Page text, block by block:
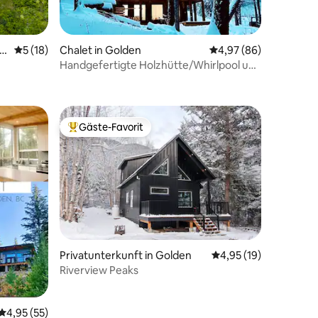
Bewertungen
Durchschnittliche Bewertung: 5 von 5, 18 Bewertungen
5 (18)
Chalet in Golden Durchschnittliche
4,97 (86)
Handgefertigte Holzhütte/Whirlpool und
Bewertung: 4,95 von 5, 55 Bewertungen
4,95 (55)
Beliebter Gäste-Favorit.
Gäste-Favorit
Privatunterkunft in Golden Durchschnittliche
4,95 (19)
Riverview Peaks